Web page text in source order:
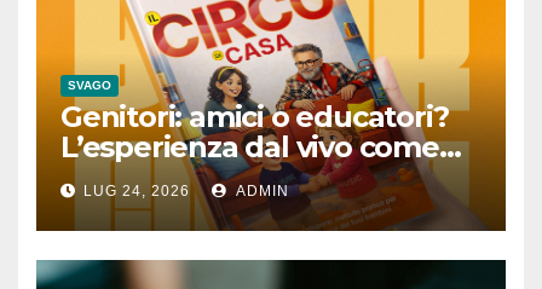
SVAGO
Genitori: amici o educatori?
L’esperienza dal vivo come
lezione quotidiana
LUG 24, 2026 ADMIN